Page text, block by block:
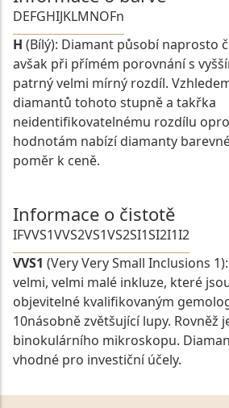
DEFGHIJKLMNOFn
H (Bílý): Diamant působí naprosto
avšak při přímém porovnání s
patrný velmi mírný rozdíl.
diamantů tohoto stupně a takřka
neidentifikovatelnému rozdílu
hodnotám nabízí diamanty
poměr k ceně.
Informace o čistotě
IFVVS1VVS2VS1VS2SI1SI2I1I2
VVS1 (Very Very Small Inclusions
velmi, velmi malé inkluze, které
objevitelné kvalifikovaným
10násobně zvětšující lupy. Rovněž
binokulárního mikroskopu.
vhodné pro investiční účely.